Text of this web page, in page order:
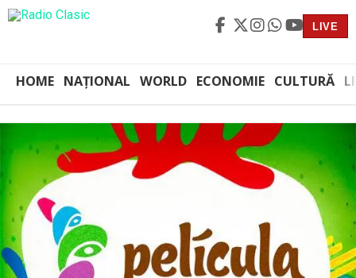
LIVE
HOME NAȚIONAL WORLD ECONOMIE CULTURĂ